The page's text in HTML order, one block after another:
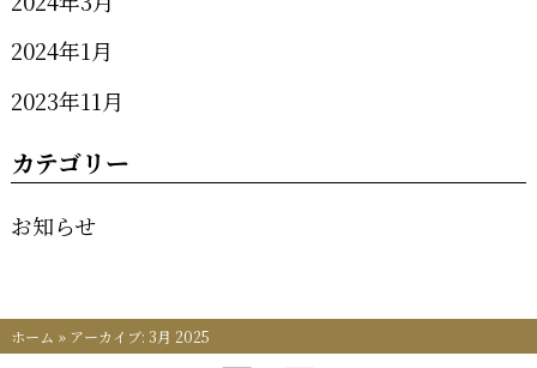
2024年1月
2023年11月
カテゴリー
お知らせ
ホーム » アーカイブ: 3月 2025